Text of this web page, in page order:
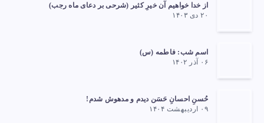
از خدا خواهیم آن خیرِ کثیر (شرحی بر دعای ماه رجب)
۲۰ دی ۱۴۰۳
اسم شب: فاطمه (س)
۰۶ آذر ۱۴۰۲
حُسنِ احسانِ حَسَن دیدم و مدهوش شدم!
۰۹ اردیبهشت ۱۴۰۴